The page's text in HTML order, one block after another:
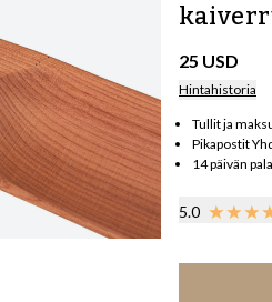
25 USD
Hintahistoria
Tullit ja
Pikapostit
14 päivän
5.0